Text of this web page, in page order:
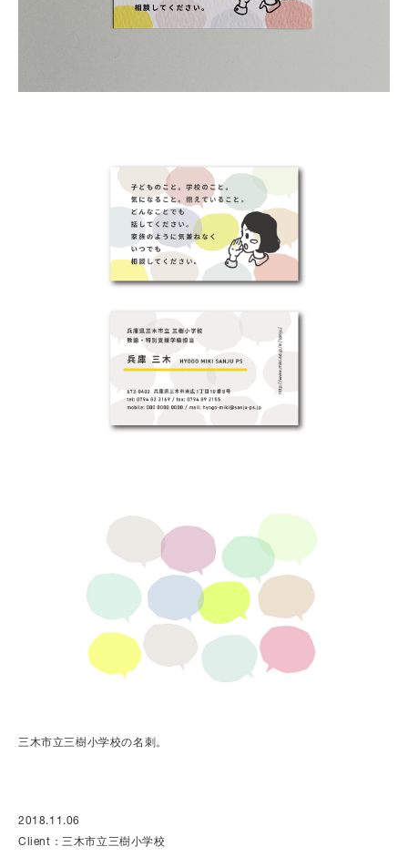
三木市立三樹小学校の名刺。
2018.11.06
Client：三木市立三樹小学校